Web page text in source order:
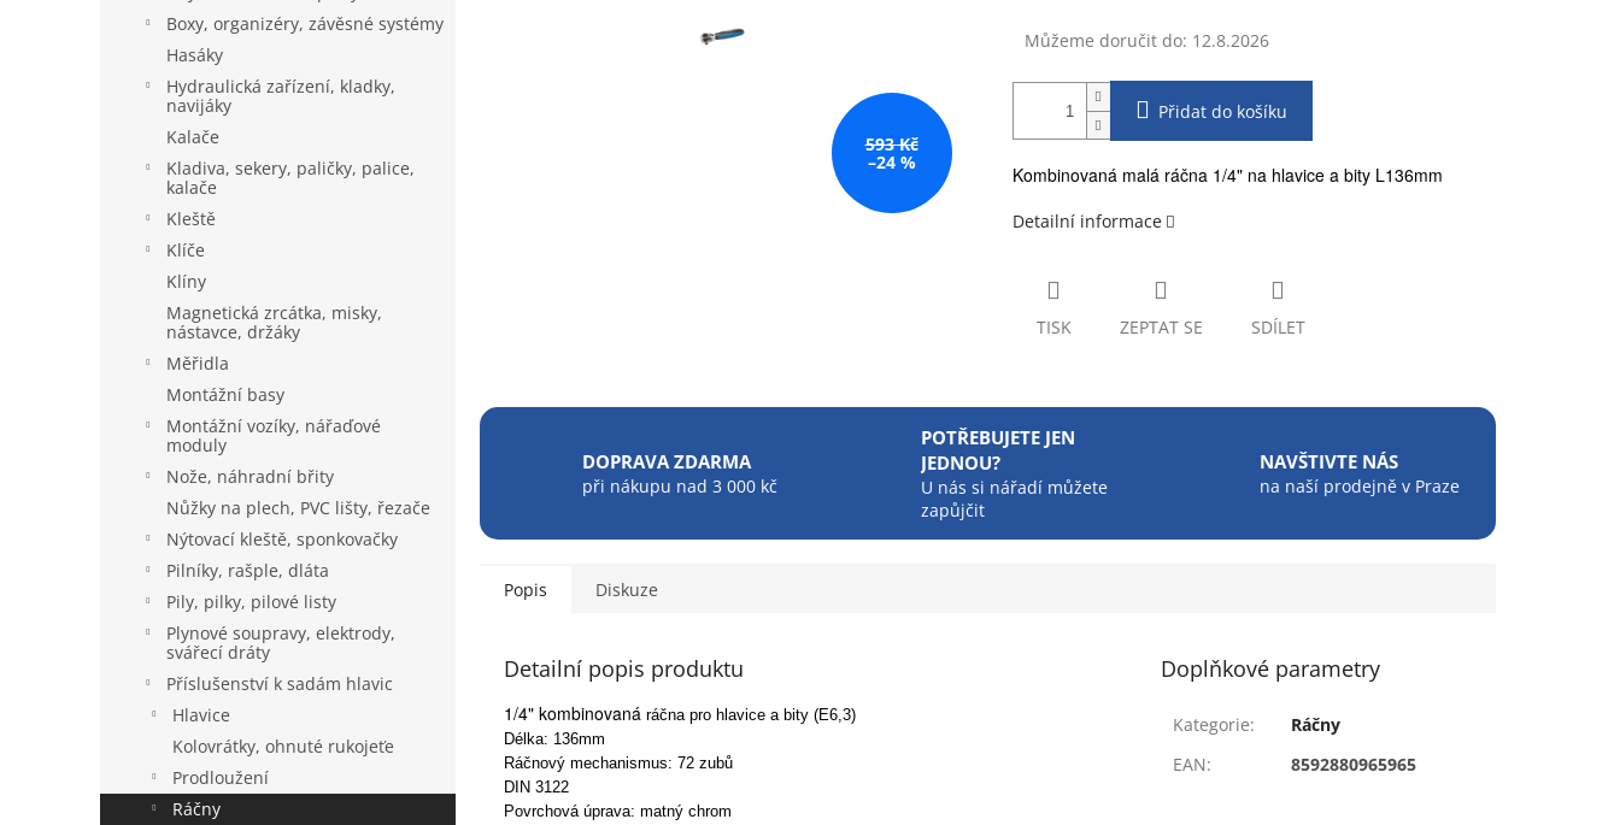
Boxy, organizéry, závěsné systémy
Hasáky
Hydraulická zařízení, kladky,
navijáky
Kalače
Kladiva, sekery, paličky, palice,
kalače
Kleště
Klíče
Klíny
Magnetická zrcátka, misky,
nástavce, držáky
Měřidla
Montážní basy
Montážní vozíky, nářaďové
moduly
Nože, náhradní břity
Nůžky na plech, PVC lišty, řezače
Nýtovací kleště, sponkovačky
Pilníky, rašple, dláta
Pily, pilky, pilové listy
Plynové soupravy, elektrody,
svářecí dráty
Příslušenství k sadám hlavic
Hlavice
Kolovrátky, ohnuté rukojeťe
Prodloužení
Ráčny
593 Kč
–24 %
Můžeme doručit do: 12.8.2026
Přidat do košíku
Kombinovaná malá ráčna 1/4" na hlavice a bity L136mm
Detailní informace
TISK ZEPTAT SE SDÍLET
DOPRAVA ZDARMA
při nákupu nad 3 000 kč
POTŘEBUJETE JEN
JEDNOU?
U nás si nářadí můžete
zapůjčit
NAVŠTIVTE NÁS
na naší prodejně v Praze
Popis Diskuze
Detailní popis produktu
1/4" kombinovaná ráčna pro hlavice a bity (E6,3)
Délka: 136mm
Ráčnový mechanismus: 72 zubů
DIN 3122
Povrchová úprava: matný chrom
Doplňkové parametry
Kategorie:
Ráčny
EAN: 8592880965965